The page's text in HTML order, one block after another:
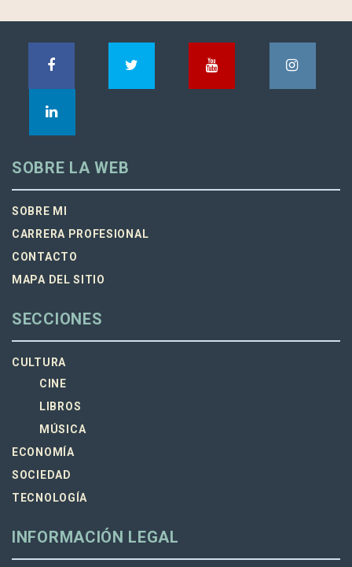
SOBRE LA WEB
SOBRE MI
CARRERA PROFESIONAL
CONTACTO
MAPA DEL SITIO
SECCIONES
CULTURA
CINE
LIBROS
MÚSICA
ECONOMÍA
SOCIEDAD
TECNOLOGÍA
INFORMACIÓN LEGAL